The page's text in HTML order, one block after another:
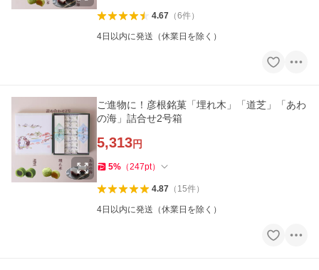
4.67（6件）
4日以内に発送（休業日を除く）
ご進物に！彦根銘菓「埋れ木」「道芝」「あわ
の海」詰合せ2号箱
5,313円
5% （247pt）
4.87（ 15件）
4日以内に発送（休業日を除く）